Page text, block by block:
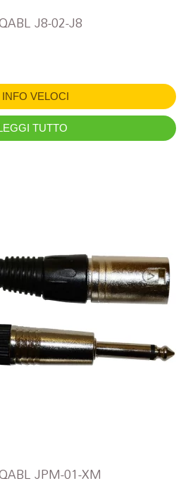
J8-02-J8
INFO VELOCI
TUTTO
JPM-01-XM